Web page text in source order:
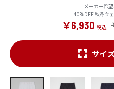
メーカー希
40%OFF 秋冬ウ
￥6,930
サイ